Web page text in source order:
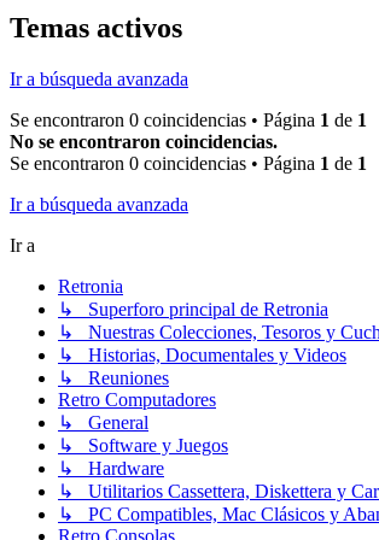
Temas activos
Ir a búsqueda avanzada
Se encontraron 0 coincidencias • Página 1 de 1
No se encontraron coincidencias.
Se encontraron 0 coincidencias • Página 1 de 1
Ir a búsqueda avanzada
Ir a
Retronia
↳ Superforo principal de Retronia
↳ Nuestras Colecciones, Tesoros y
↳ Historias, Documentales y Videos
↳ Reuniones
Retro Computadores
↳ General
↳ Software y Juegos
↳ Hardware
↳ Utilitarios Cassettera, Diskettera y
↳ PC Compatibles, Mac Clásicos y